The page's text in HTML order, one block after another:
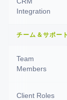
Integration
チーム＆サポート
Team
Members
Client Roles